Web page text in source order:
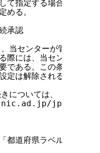
て指定する場合がある
める。
承認
当センターが管理する
際には、当センターの
である。この条件を満
定は解除される。
については、「ドメイ
jpnic/dns/
都道府県ラベル」